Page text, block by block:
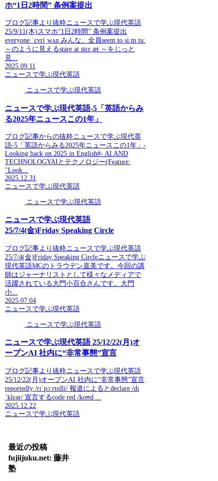
ホ“1日2時間” 条例案提出
ブログ記事より抜粋ニュースで学ぶ現代英語
25/9/11(木)スマホ“1日2時間” 条例案提出
everyone ˈɛvriˌwʌn みんな、全員seem to siːm tuː
～のように見えるstare at stɛr æt ～をじっと
見...
2025.09.11
ニュースで学ぶ現代英語
ニュースで学ぶ現代英語
ニュースで学ぶ現代英語-5「英語からみ
る2025年ニュースこの1年」
ブログ記事からの抜粋ニュースで学ぶ現代英
語-5「英語からみる2025年ニュースこの1年」-
Looking back on 2025 in English#- AI AND
TECHNOLOGYAIとテクノロジー(Feature:
"Look...
2025.12.31
ニュースで学ぶ現代英語
ニュースで学ぶ現代英語
ニュースで学ぶ現代英語
25/7/4(金)Friday Speaking Circle
ブログ記事より抜粋ニュースで学ぶ現代英語
25/7/4(金)Friday Speaking Circleニュースで学ぶ
現代英語MCのトラウデン直美です。今回の講
師はジャーナリストとして様々なメディアで
活躍されている大門小百合さんです。大門
小...
2025.07.04
ニュースで学ぶ現代英語
ニュースで学ぶ現代英語
ニュースで学ぶ現代英語 25/12/22(月)オ
ープンAI 社内に“非常事態”宣言
ブログ記事より抜粋ニュースで学ぶ現代英語
25/12/22(月)オープンAI 社内に“非常事態”宣言
reportedly /rɪˈpɔːrtɪdli/ 報道によるとdeclare /dɪ
ˈklɛər/ 宣言するcode red /koʊd ...
2025.12.22
ニュースで学ぶ現代英語
最近の投稿
fujiijuku.net: 藤井
塾